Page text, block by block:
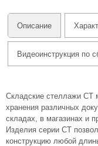
Описание
Видеоинструкция по
Складские стеллажи СТ
хранения различных
складах, в магазинах и
Изделия серии СТ
конструкцию любой